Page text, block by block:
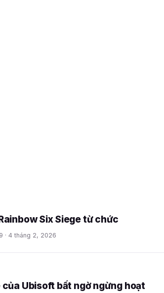
Six Siege từ chức
· 4 tháng 2, 2026
Ubisoft bất ngờ ngừng hoạt